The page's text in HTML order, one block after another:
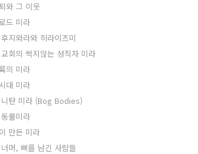
와 그 이웃
드 미라
지와라와 히라이즈미
회의 썩지않는 성직자 미라
의 미라
대 미라
탄 미라 (Bog Bodies)
물미라
만든 미라
머, 뼈를 남긴 사람들